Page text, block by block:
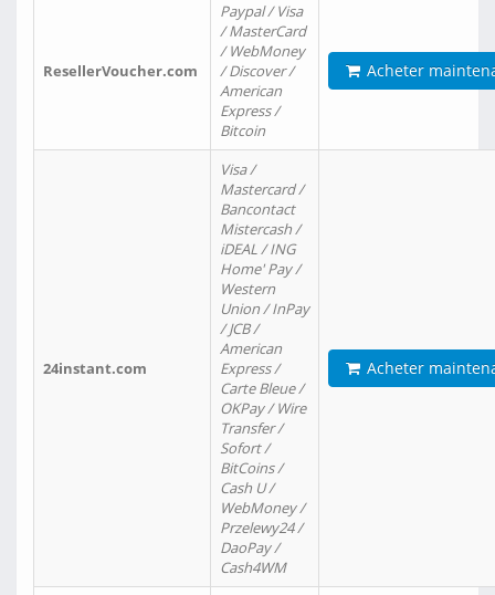
ResellerVoucher.com
Paypal / Visa
/ MasterCard
/ WebMoney
/ Discover /
American
Express /
Bitcoin
Acheter
24instant.com
Visa /
Mastercard /
Bancontact
Mistercash /
iDEAL / ING
Home' Pay /
Western
Union / InPay
/ JCB /
American
Express /
Carte Bleue /
OKPay / Wire
Transfer /
Sofort /
BitCoins /
Cash U /
WebMoney /
Przelewy24 /
DaoPay /
Cash4WM
Acheter